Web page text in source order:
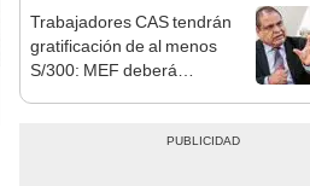
Trabajadores CAS tendrán
gratificación de al menos
S/300: MEF deberá